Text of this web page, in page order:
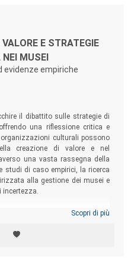
E STRATEGIE
NEI MUSEI
evidenze empiriche
il dibattito sulle strategie di
una riflessione critica e
culturali possono
creazione di valore e nel
una vasta rassegna della
studi di caso empirici, la ricerca
alla gestione dei musei e
Scopri di più